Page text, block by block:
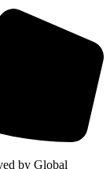
by Global